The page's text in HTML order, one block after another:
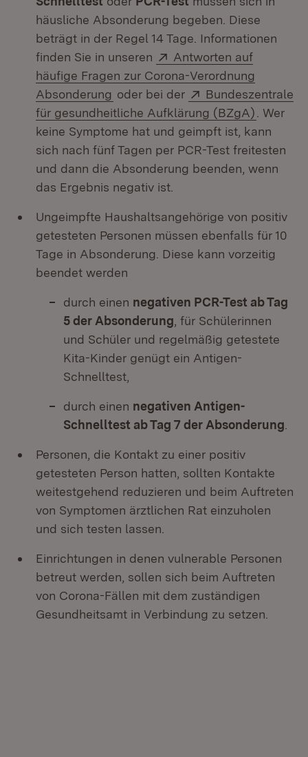
häusliche Absonderung begeben. Diese
beträgt in der Regel 14 Tage. Informationen
finden Sie in unseren
Extern:
Antworten auf
häufige Fragen zur Corona-Verordnung
Absonderung (Öffnet in neuem Fenster)
oder bei der Extern:
Bundeszentrale
für gesundheitliche Aufklärung (BZgA) (Öffnet
. Wer
keine Symptome hat und geimpft ist, kann
sich nach fünf Tagen per PCR-Test freitesten
und dann die Absonderung beenden, wenn
das Ergebnis negativ ist.
Ungeimpfte Haushaltsangehörige von positiv
getesteten Personen müssen ebenfalls für 10
Tage in Absonderung. Diese kann vorzeitig
beendet werden
durch einen negativen PCR-Test ab Tag
5 der Absonderung , für Schülerinnen
und Schüler und regelmäßig getestete
Kita-Kinder genügt ein Antigen-
Schnelltest,
durch einen negativen Antigen-
Schnelltest ab Tag 7 der Absonderung
Personen, die Kontakt zu einer positiv
getesteten Person hatten, sollten Kontakte
weitestgehend reduzieren und beim Auftreten
von Symptomen ärztlichen Rat einzuholen
und sich testen lassen.
Einrichtungen in denen vulnerable Personen
betreut werden, sollen sich beim Auftreten
von Corona-Fällen mit dem zuständigen
Gesundheitsamt in Verbindung zu setzen.